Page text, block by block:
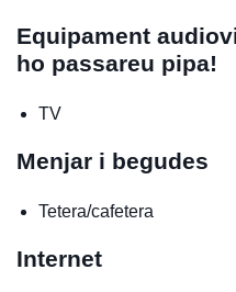
Equipament
ho passareu pipa!
TV
Menjar i begudes
Tetera/cafetera
Internet